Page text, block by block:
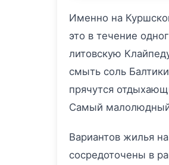
Именно на
это в течение
литовскую
смыть соль
прячутся
Самый
Вариантов жилья
сосредоточены в